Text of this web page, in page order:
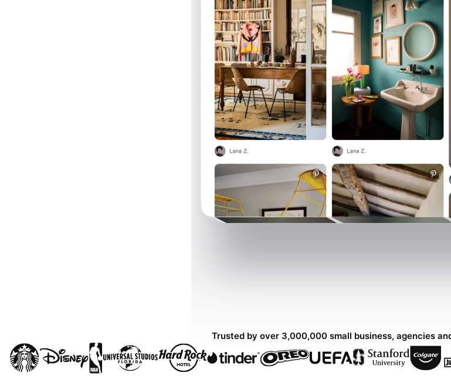
Trusted by over 3,000,000 small business, agencies